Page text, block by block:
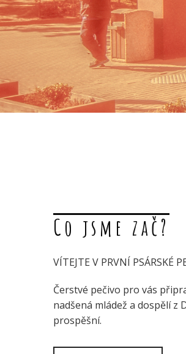
Co jsme zač?
VÍTEJTE V PRVNÍ PSÁRSKÉ
Čerstvé pečivo pro vás
nadšená mládež a dospělí z
prospěšní.